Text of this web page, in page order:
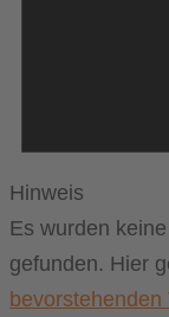
Hinweis
Es wurden
gefunden. Hier
bevorstehenden